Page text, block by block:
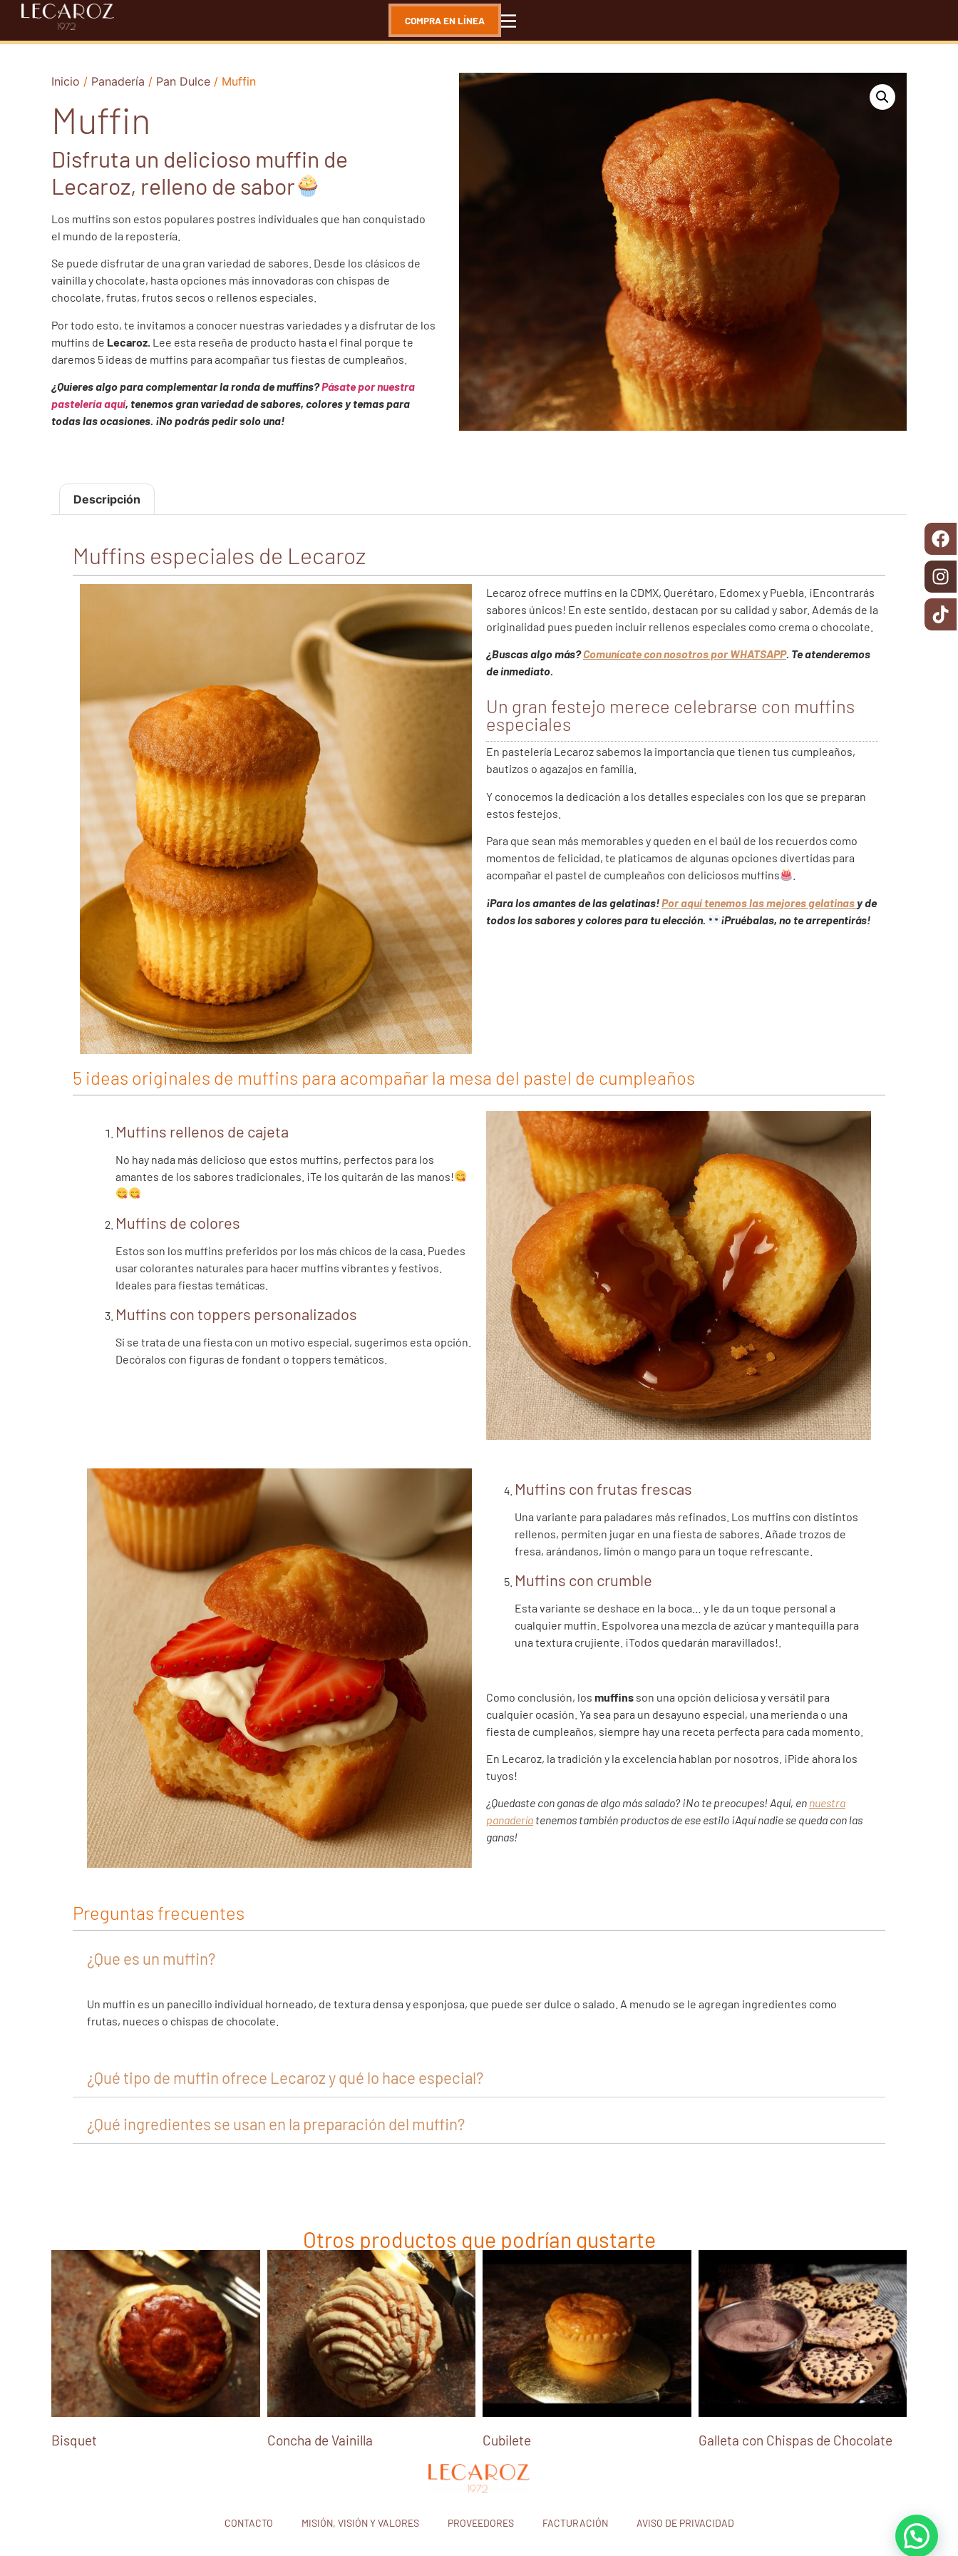
COMPRA EN LÍNEA
Inicio / Panadería / Pan Dulce / Muffin
Muffin
Disfruta un delicioso muffin de
Lecaroz, relleno de sabor
Los muffins son estos populares postres individuales que han conquistado
el mundo de la repostería.
Se puede disfrutar de una gran variedad de sabores. Desde los clásicos de
vainilla y chocolate, hasta opciones más innovadoras con chispas de
chocolate, frutas, frutos secos o rellenos especiales.
Por todo esto, te invitamos a conocer nuestras variedades y a disfrutar de los
muffins de Lecaroz. Lee esta reseña de producto hasta el final porque te
daremos 5 ideas de muffins para acompañar tus fiestas de cumpleaños.
¿Quieres algo para complementar la ronda de muffins?Pásate por nuestra
pastelería aquí, tenemos gran variedad de sabores, colores y temas para
todas las ocasiones. ¡No podrás pedir solo una!
Descripción
Muffins especiales de Lecaroz
Lecaroz ofrece muffins en la CDMX, Querétaro, Edomex y Puebla. ¡Encontrarás
sabores únicos! En este sentido, destacan por su calidad y sabor. Además de la
originalidad pues pueden incluir rellenos especiales como crema o chocolate.
¿Buscas algo más?Comunícate con nosotros por WHATSAPP. Te atenderemos
de inmediato.
Un gran festejo merece celebrarse con muffins
especiales
En pastelería Lecaroz sabemos la importancia que tienen tus cumpleaños,
bautizos o agazajos en familia.
Y conocemos la dedicación a los detalles especiales con los que se preparan
estos festejos.
Para que sean más memorables y queden en el baúl de los recuerdos como
momentos de felicidad, te platicamos de algunas opciones divertidas para
acompañar el pastel de cumpleaños con deliciosos muffins
¡Para los amantes de las gelatinas! Por aquí tenemos las mejores gelatinas y de
todos los sabores y colores para tu elección.
¡Pruébalas, no te arrepentirás!
5 ideas originales de muffins para acompañar la mesa del pastel de cumpleaños
Muffins rellenos de cajeta
No hay nada más delicioso que estos muffins, perfectos para los
amantes de los sabores tradicionales. ¡Te los quitarán de las manos!
Muffins de colores
Estos son los muffins preferidos por los más chicos de la casa. Puedes
usar colorantes naturales para hacer muffins vibrantes y festivos.
Ideales para fiestas temáticas.
Muffins con toppers personalizados
Si se trata de una fiesta con un motivo especial, sugerimos esta opción.
Decóralos con figuras de fondant o toppers temáticos.
Muffins con frutas frescas
Una variante para paladares más refinados. Los muffins con distintos
rellenos, permiten jugar en una fiesta de sabores. Añade trozos de
fresa, arándanos, limón o mango para un toque refrescante.
Muffins con crumble
Esta variante se deshace en la boca… y le da un toque personal a
cualquier muffin. Espolvorea una mezcla de azúcar y mantequilla para
una textura crujiente. ¡Todos quedarán maravillados!.
Como conclusión, los muffins son una opción deliciosa y versátil para
cualquier ocasión. Ya sea para un desayuno especial, una merienda o una
fiesta de cumpleaños, siempre hay una receta perfecta para cada momento.
En Lecaroz, la tradición y la excelencia hablan por nosotros. ¡Pide ahora los
tuyos!
¿Quedaste con ganas de algo más salado? ¡No te preocupes! Aquí, en nuestra
panadería tenemos también productos de ese estilo ¡Aquí nadie se queda con las
ganas!
Preguntas frecuentes
¿Que es un muffin?
Un muffin es un panecillo individual horneado, de textura densa y esponjosa, que puede ser dulce o salado. A menudo se le agregan ingredientes como
frutas, nueces o chispas de chocolate.
¿Qué tipo de muffin ofrece Lecaroz y qué lo hace especial?
¿Qué ingredientes se usan en la preparación del muffin?
Otros productos que podrían gustarte
Bisquet Concha de Vainilla Cubilete Galleta con Chispas de Chocolate
CONTACTO MISIÓN, VISIÓN Y VALORES PROVEEDORES FACTURACIÓN AVISO DE PRIVACIDAD